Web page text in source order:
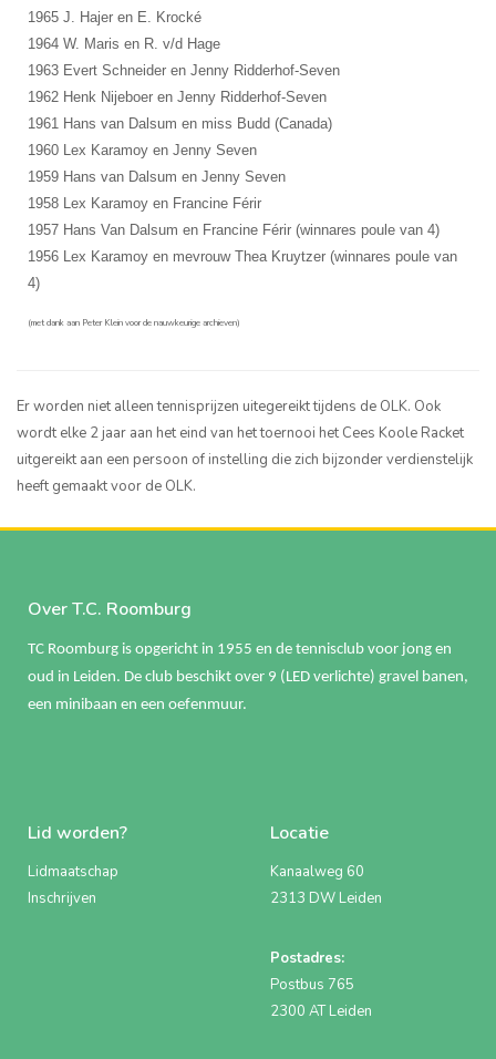
1965 J. Hajer en E. Krocké
1964 W. Maris en R. v/d Hage
1963 Evert Schneider en Jenny Ridderhof-Seven
1962 Henk Nijeboer en Jenny Ridderhof-Seven
1961 Hans van Dalsum en miss Budd (Canada)
1960 Lex Karamoy en Jenny Seven
1959 Hans van Dalsum en Jenny Seven
1958 Lex Karamoy en Francine Férir
1957 Hans Van Dalsum en Francine Férir (winnares poule van 4)
1956 Lex Karamoy en mevrouw Thea Kruytzer (winnares poule van
4)
(met dank aan Peter Klein voor de nauwkeurige archieven)
Er worden niet alleen tennisprijzen uitegereikt tijdens de OLK. Ook
wordt elke 2 jaar aan het eind van het toernooi het Cees Koole Racket
uitgereikt aan een persoon of instelling die zich bijzonder verdienstelijk
heeft gemaakt voor de OLK.
Over T.C. Roomburg
TC Roomburg is opgericht in 1955 en de tennisclub voor jong en
oud in Leiden. De club beschikt over 9 (LED verlichte) gravel banen,
een minibaan en een oefenmuur.
Lid worden?
Lidmaatschap
Inschrijven
Locatie
Kanaalweg 60
2313 DW Leiden
Postadres:
Postbus 765
2300 AT Leiden